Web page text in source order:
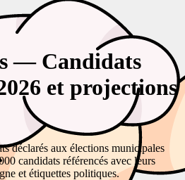
— Candidats
et projections
déclarés aux élections municipales
candidats référencés avec leurs
et étiquettes politiques.